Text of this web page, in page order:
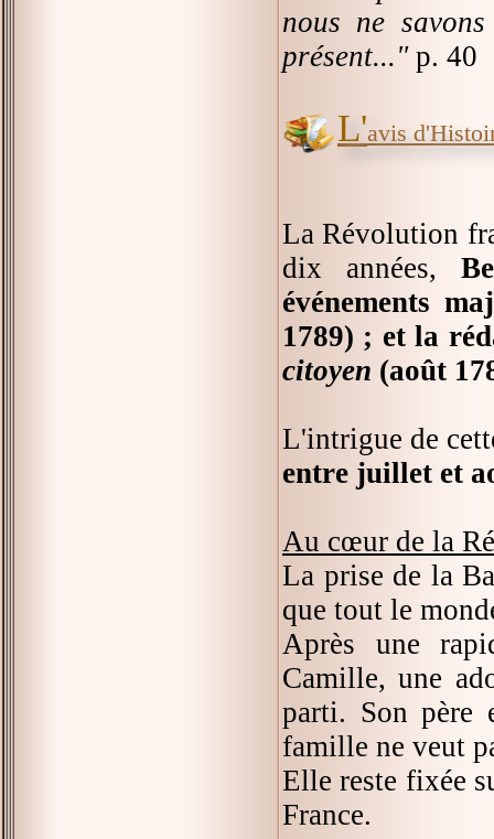
nous ne
présent..."p. 40
L'avis
La Révolution
dix années,
événements
1789) ; et la
citoyen (août
L'intrigue de
entre juillet et
Au cœur de la
La prise de la
que tout le
Après une
Camille, une
parti. Son père
famille ne veut
Elle reste fixée
France.